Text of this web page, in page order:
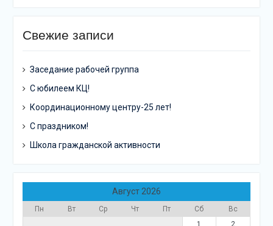
Свежие записи
Заседание рабочей группа
С юбилеем КЦ!
Координационному центру-25 лет!
С праздником!
Школа гражданской активности
Август 2026
Пн Вт Ср Чт Пт Сб
Вс
1
2